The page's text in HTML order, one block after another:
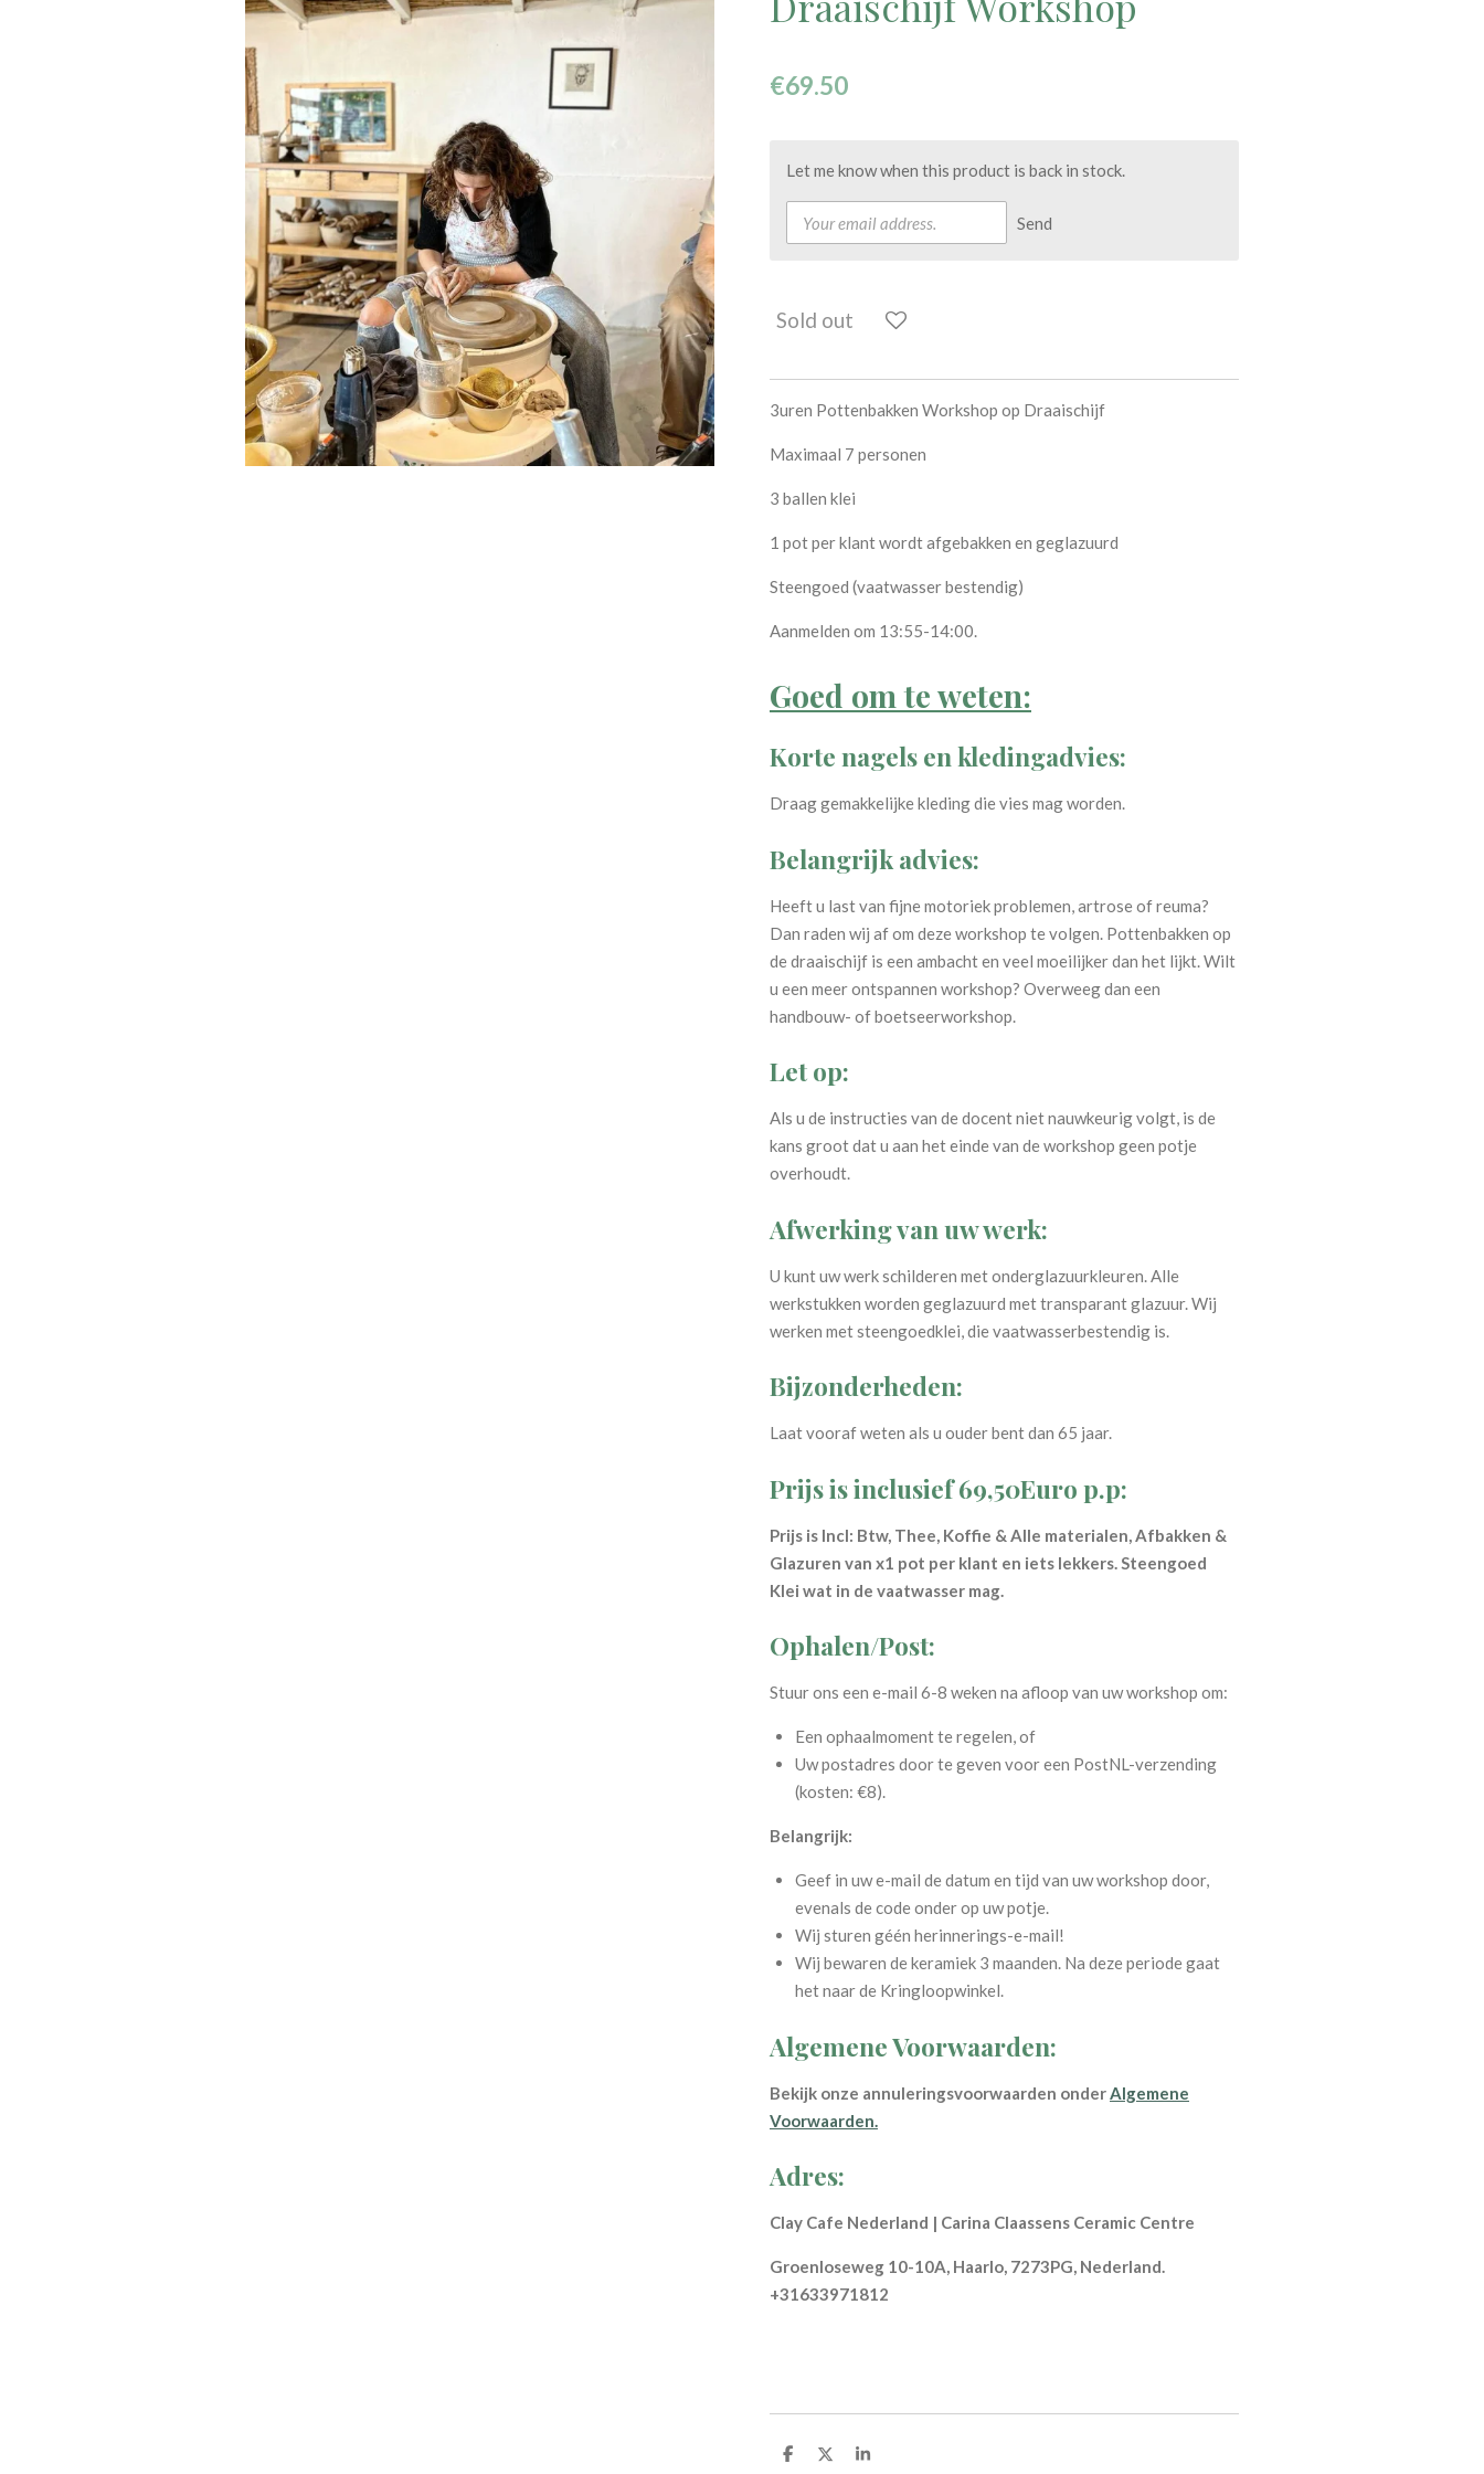
€69.50
Let me know when this product is back in stock.
Send
Sold out
3uren Pottenbakken Workshop op Draaischijf
Maximaal 7 personen
3 ballen klei
1 pot per klant wordt afgebakken en geglazuurd
Steengoed (vaatwasser bestendig)
Aanmelden om 13:55-14:00.
Goed om te weten:
Korte nagels en kledingadvies:
Draag gemakkelijke kleding die vies mag worden.
Belangrijk advies:
Heeft u last van fijne motoriek problemen, artrose of reuma?
Dan raden wij af om deze workshop te volgen. Pottenbakken op
de draaischijf is een ambacht en veel moeilijker dan het lijkt. Wilt
u een meer ontspannen workshop? Overweeg dan een
handbouw- of boetseerworkshop.
Let op:
Als u de instructies van de docent niet nauwkeurig volgt, is de
kans groot dat u aan het einde van de workshop geen potje
overhoudt.
Afwerking van uw werk:
U kunt uw werk schilderen met onderglazuurkleuren. Alle
werkstukken worden geglazuurd met transparant glazuur. Wij
werken met steengoedklei, die vaatwasserbestendig is.
Bijzonderheden:
Laat vooraf weten als u ouder bent dan 65 jaar.
Prijs is inclusief 69,50Euro p.p:
Prijs is Incl: Btw, Thee, Koffie & Alle materialen, Afbakken &
Glazuren van x1 pot per klant en iets lekkers. Steengoed
Klei wat in de vaatwasser mag.
Ophalen/Post:
Stuur ons een e-mail 6-8 weken na afloop van uw workshop om:
Een ophaalmoment te regelen, of
Uw postadres door te geven voor een PostNL-verzending
(kosten: €8).
Belangrijk:
Geef in uw e-mail de datum en tijd van uw workshop door,
evenals de code onder op uw potje.
Wij sturen géén herinnerings-e-mail!
Wij bewaren de keramiek 3 maanden. Na deze periode gaat
het naar de Kringloopwinkel.
Algemene Voorwaarden:
Bekijk onze annuleringsvoorwaarden onder Algemene
Voorwaarden.
Adres:
Clay Cafe Nederland | Carina Claassens Ceramic Centre
Groenloseweg 10-10A, Haarlo, 7273PG, Nederland.
+31633971812
S
S
S